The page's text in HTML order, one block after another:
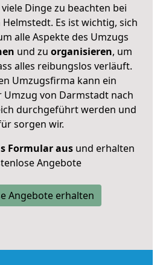
Dinge zu beachten bei
Es ist wichtig, sich
alle Aspekte des Umzugs
und zu organisieren, um
alles reibungslos verläuft.
Umzugsfirma kann ein
von Darmstadt nach
durchgeführt werden und
sorgen wir.
Formular ausund erhalten
Angebote
Angebote erhalten